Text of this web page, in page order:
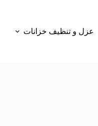
عزل و تنظيف خزانات